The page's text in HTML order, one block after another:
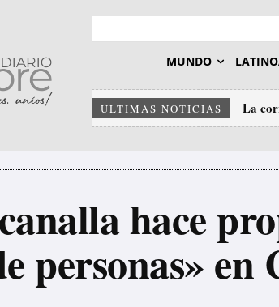
MUNDO
ULTIMAS NOTICIAS La El
III
hace
personas» en